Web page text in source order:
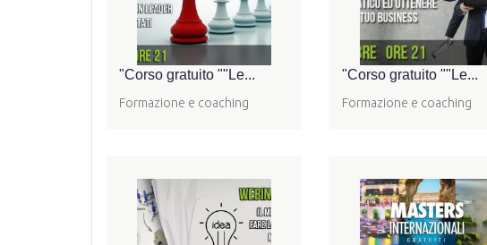
"Corso gratuito ""Le...
Formazione e coaching
"Corso gratuito ""Le...
Formazione e coaching